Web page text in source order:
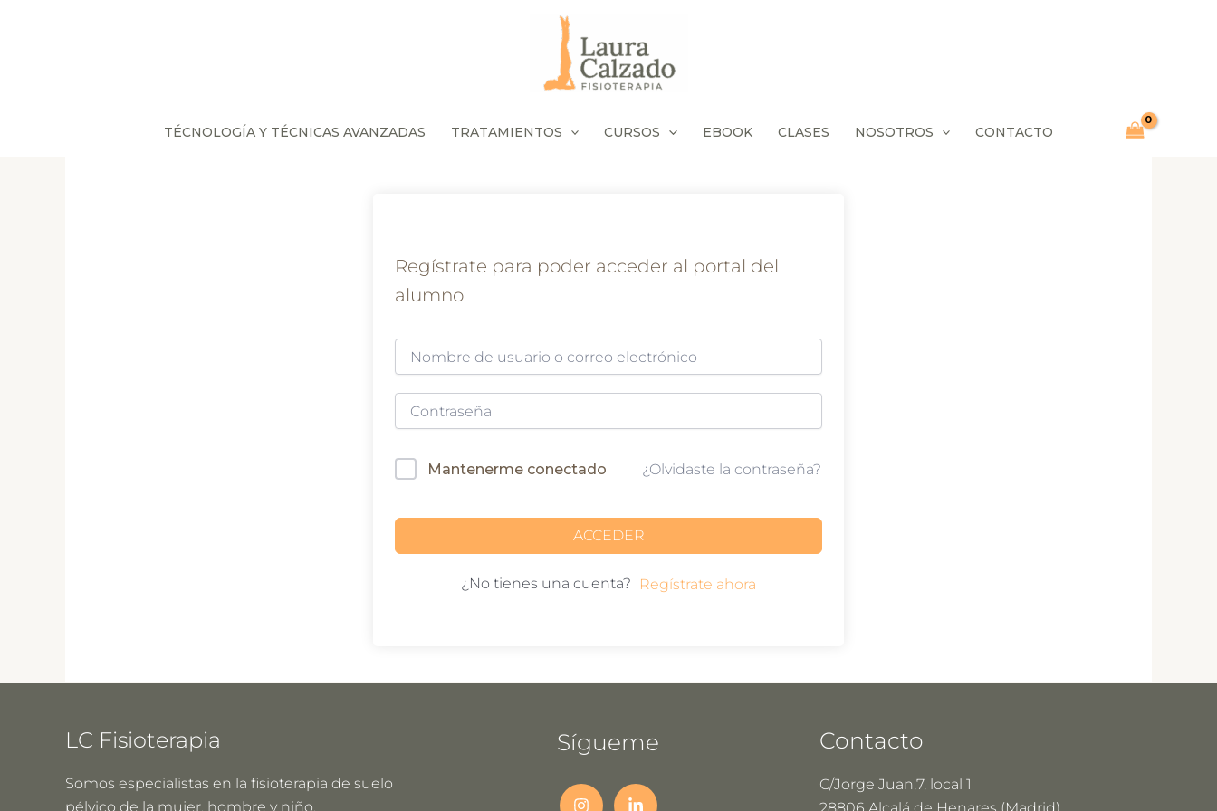
TÉCNOLOGÍA Y TÉCNICAS AVANZADAS TRATAMIENTOS CURSOS EBOOK CLASES NOSOTROS CONTACTO
Regístrate para poder acceder al portal del
alumno
Mantenerme conectado ¿Olvidaste la contraseña?
ACCEDER
¿No tienes una cuenta? Regístrate ahora
LC Fisioterapia
Somos especialistas en la fisioterapia de suelo
pélvico de la mujer, hombre y niño.
Sígueme Contacto
C/Jorge Juan,7, local 1